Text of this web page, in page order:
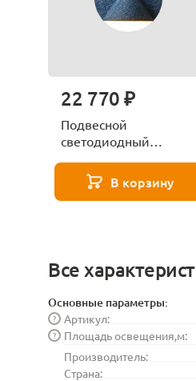
22 770 ₽
Подвесной
светодиодный
Loft Flecks 179701-26
В корзину
Все
Основные параметры:
Артикул:
?
Площадь освещения,м:
?
Производитель:
Страна: